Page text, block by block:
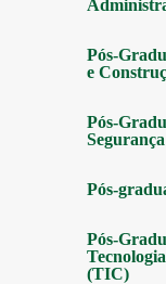
Pós-
e
Pós-
Pós-
Pós-
(TIC)